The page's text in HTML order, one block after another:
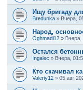
Ищу бригаду
Bredunka » Вчера,
Народ,
Oghmadi12 » Вчера,
Остался
Ingalec » Вчера,
Кто скачивал
Valeriy12 » 05 авг